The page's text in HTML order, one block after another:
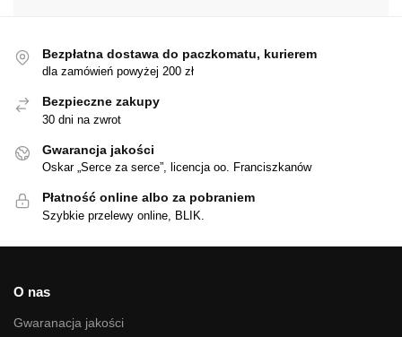
Bezpłatna dostawa do paczkomatu, kurierem
dla zamówień powyżej 200 zł
Bezpieczne zakupy
30 dni na zwrot
Gwarancja jakości
Oskar „Serce za serce”, licencja oo. Franciszkanów
Płatność online albo za pobraniem
Szybkie przelewy online, BLIK.
O nas
Gwaranacja jakości